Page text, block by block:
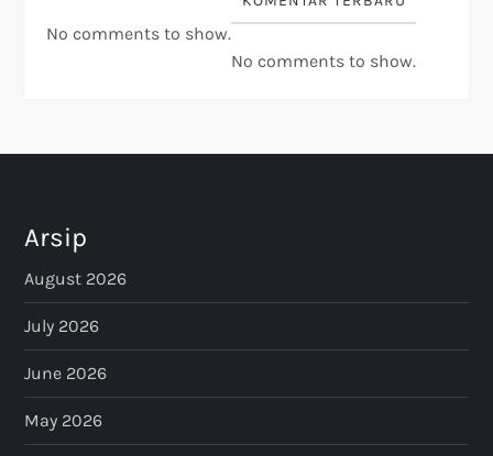
No comments to show.
No comments to show.
Arsip
August 2026
July 2026
June 2026
May 2026